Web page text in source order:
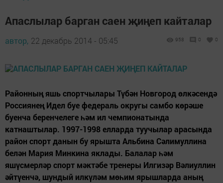
Апаслылар барган саен җиңеп кайталар
автор, 22 декабрь 2014 - 05:45 958 0 0
Районның яшь спортчылары Түбән Новгород өлкәсендә
Россиянең Идел буе федераль округы самбо көрәше
буенча беренчелеге һәм ил чемпионатында
катнаштылар. 1997-1998 елларда туучылар арасында
район спорт данын бу ярышта Альбина Сәлимуллина
белән Мария Минкина яклады. Балалар һәм
яшүсмерләр спорт мәктәбе тренеры Илгизәр Вәлиуллин
әйтүенчә, шундый илкүләм мөһим ярышларда аның